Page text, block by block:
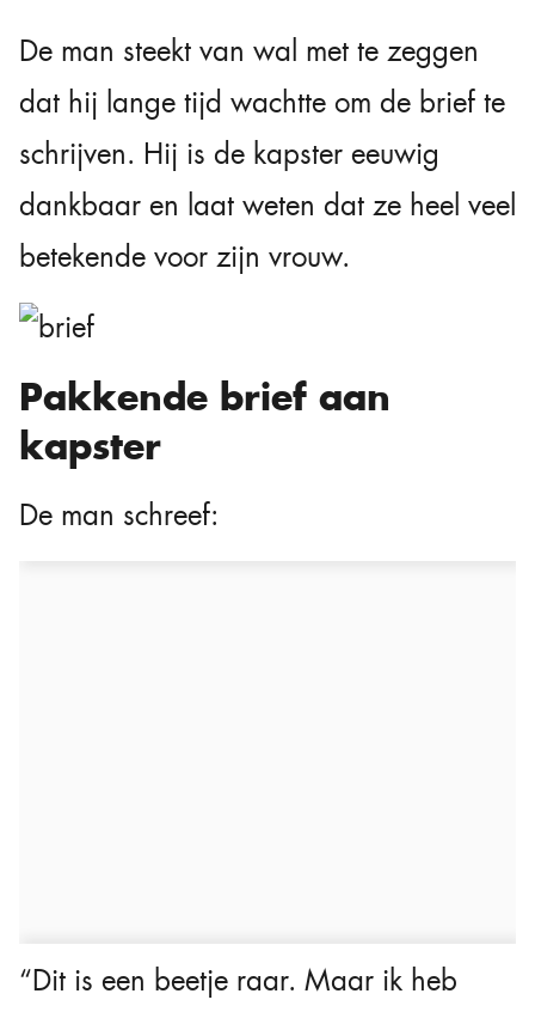
De man steekt van wal met te zeggen
dat hij lange tijd wachtte om de brief te
schrijven. Hij is de kapster eeuwig
dankbaar en laat weten dat ze heel veel
betekende voor zijn vrouw.
Pakkende brief aan
kapster
De man schreef:
“Dit is een beetje raar. Maar ik heb